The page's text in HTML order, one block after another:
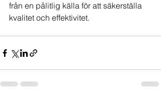
från en pålitlig källa för att säkerställa
kvalitet och effektivitet.